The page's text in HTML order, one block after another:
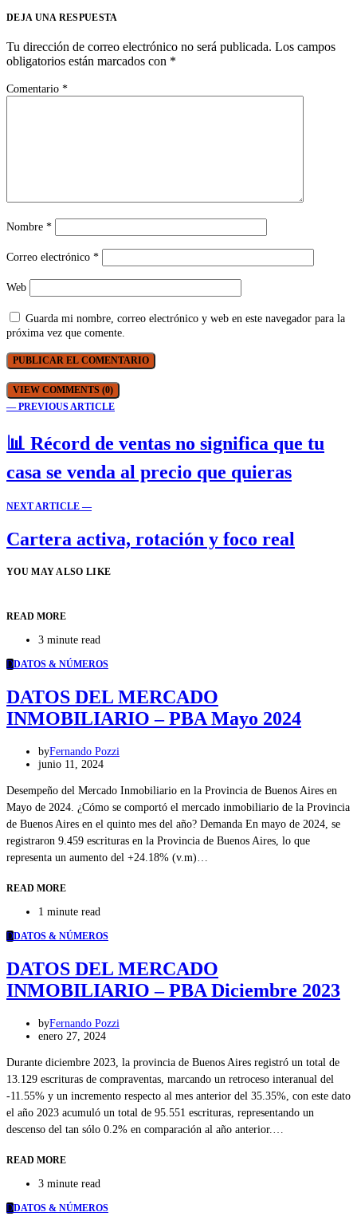
DEJA UNA RESPUESTA
Tu dirección de correo electrónico no será publicada. Los campos
obligatorios están marcados con *
Comentario *
Nombre *
Correo electrónico *
Web
Guarda mi nombre, correo electrónico y web en este navegador para la
próxima vez que comente.
VIEW COMMENTS (0)
— PREVIOUS ARTICLE
📊 Récord de ventas no significa que tu
casa se venda al precio que quieras
NEXT ARTICLE —
Cartera activa, rotación y foco real
YOU MAY ALSO LIKE
READ MORE
3 minute read
DDATOS & NÚMEROS
DATOS DEL MERCADO
INMOBILIARIO – PBA Mayo 2024
byFernando Pozzi
junio 11, 2024
Desempeño del Mercado Inmobiliario en la Provincia de Buenos Aires en
Mayo de 2024. ¿Cómo se comportó el mercado inmobiliario de la Provincia
de Buenos Aires en el quinto mes del año? Demanda En mayo de 2024, se
registraron 9.459 escrituras en la Provincia de Buenos Aires, lo que
representa un aumento del +24.18% (v.m)…
READ MORE
1 minute read
DDATOS & NÚMEROS
DATOS DEL MERCADO
INMOBILIARIO – PBA Diciembre 2023
byFernando Pozzi
enero 27, 2024
Durante diciembre 2023, la provincia de Buenos Aires registró un total de
13.129 escrituras de compraventas, marcando un retroceso interanual del
-11.55% y un incremento respecto al mes anterior del 35.35%, con este dato
el año 2023 acumuló un total de 95.551 escrituras, representando un
descenso del tan sólo 0.2% en comparación al año anterior.…
READ MORE
3 minute read
DDATOS & NÚMEROS